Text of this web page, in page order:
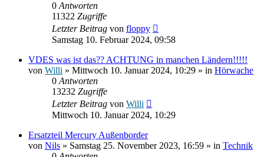
0 Antworten
11322 Zugriffe
Letzter Beitrag von floppy
Samstag 10. Februar 2024, 09:58
VDES was ist das?? ACHTUNG in manchen Ländern!!!!!
von Willi » Mittwoch 10. Januar 2024, 10:29 » in Hörwache
0 Antworten
13232 Zugriffe
Letzter Beitrag von Willi
Mittwoch 10. Januar 2024, 10:29
Ersatzteil Mercury Außenborder
von Nils » Samstag 25. November 2023, 16:59 » in Technik